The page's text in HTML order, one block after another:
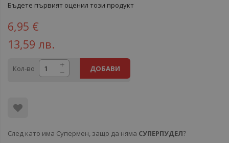
Бъдете първият оценил този продукт
6,95 €
13,59 лв.
Кол-во ДОБАВИ
След като има Супермен, защо да няма СУПЕРПУДЕЛ?